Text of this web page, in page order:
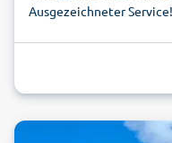
Ausgezeichneter Service!